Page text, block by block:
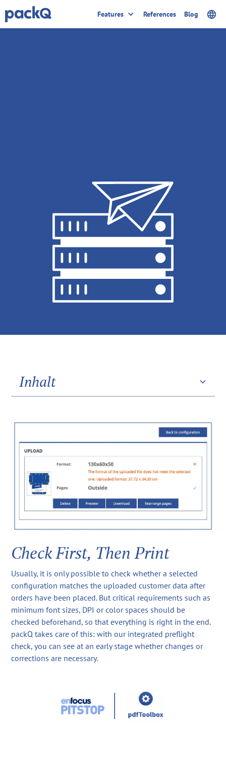
Features References Blog
Inhalt
Check First, Then Print
Usually, it is only possible to check whether a selected
configuration matches the uploaded customer data after
orders have been placed. But critical requirements such as
minimum font sizes, DPI or color spaces should be
checked beforehand, so that everything is right in the end.
packQ takes care of this: with our integrated preflight
check, you can see at an early stage whether changes or
corrections are necessary.